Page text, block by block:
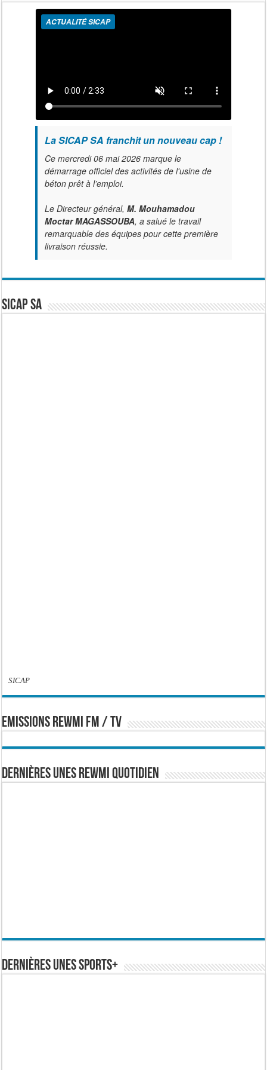
ACTUALITÉ SICAP
La SICAP SA franchit un nouveau cap !
Ce mercredi 06 mai 2026 marque le
démarrage officiel des activités de l'usine de
béton prêt à l’emploi.
Le Directeur général, M. Mouhamadou
Moctar MAGASSOUBA, a salué le travail
remarquable des équipes pour cette première
livraison réussie.
SICAP SA
SICAP
EMISSIONS REWMI FM / TV
Dernières Unes Rewmi Quotidien
Dernières Unes Sports+